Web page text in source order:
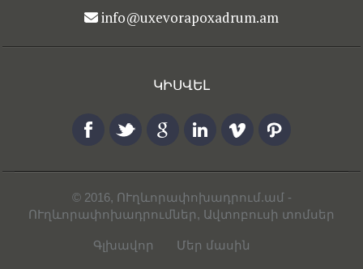
info@uxevorapoxadrum.am
ԿԻՍՎԵԼ
© 2016, ՈՒղևորափոխադրում.ամ-
ՈՒղևորափոխադրումներ, Ավտոբուսի տոմսեր
Գլխավոր Մեր մասին